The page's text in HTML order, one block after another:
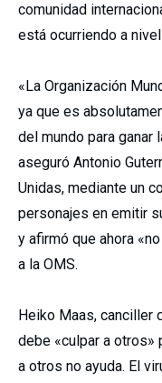
comunidad
está ocurriendo a
«La Organización
ya que es
del mundo para ganar
aseguró Antonio
Unidas, mediante un
personajes en emitir
y afirmó que ahora
a la OMS.
Heiko Maas, canciller
debe «culpar a otros»
a otros no ayuda. El